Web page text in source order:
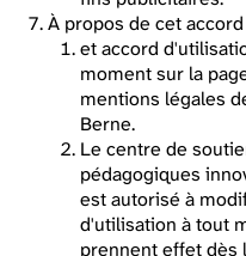
À propos de cet
et accord
moment sur la
mentions légales
Berne.
Le centre de
pédagogiques
est autorisé à
d'utilisation à tout
prennent effet dès